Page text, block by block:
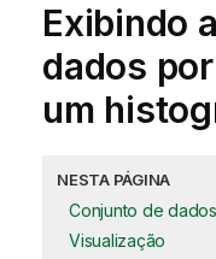
Exibindo
dados
um
NESTA PÁGINA
Conjunto de dados
Visualização